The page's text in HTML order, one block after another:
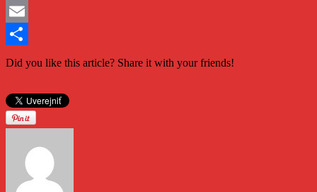
Mastodon
Email
Share
Did you like this article? Share it with your friends!